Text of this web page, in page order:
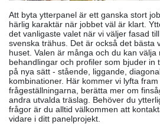
Att byta ytterpanel är ett ganska stort
härlig karaktär när jobbet väl är klart.
det vanligaste valet när vi väljer fasad
svenska trähus. Det är också det bästa
huset. Valen är många och du kan välja
behandlingar och profiler som bjuder in
på nya sätt - stående, liggande,
kombinationer. Här kommer vi lyfta
frågeställningarna, berätta mer om
andra utvalda träslag. Behöver du
frågor är du alltid välkommen att
vidare i ditt panelprojekt.